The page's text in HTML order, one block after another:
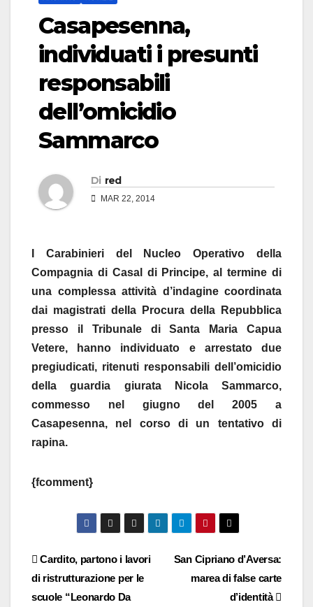
Casapesenna,
individuati i presunti
responsabili
dell’omicidio
Sammarco
Di red
MAR 22, 2014
I Carabinieri del Nucleo Operativo della
Compagnia di Casal di Principe, al termine di
una complessa attività d’indagine coordinata
dai magistrati della Procura della Repubblica
presso il Tribunale di Santa Maria Capua
Vetere, hanno individuato e arrestato due
pregiudicati, ritenuti responsabili dell’omicidio
della guardia giurata Nicola Sammarco,
commesso nel giugno del 2005 a
Casapesenna, nel corso di un tentativo di
rapina.
{fcomment}
Navigazione
articoli
San Cipriano d’Aversa:
marea di false carte
d’identità
Cardito, partono i lavori
di ristrutturazione per le
scuole “Leonardo Da